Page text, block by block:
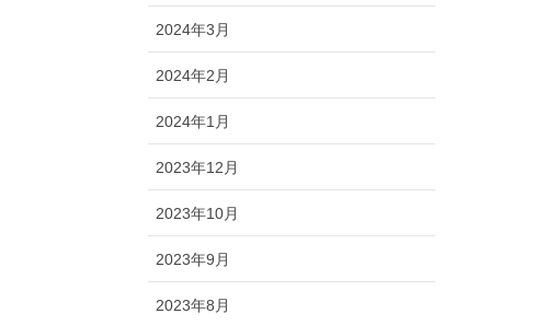
2024年3月
2024年2月
2024年1月
2023年12月
2023年10月
2023年9月
2023年8月